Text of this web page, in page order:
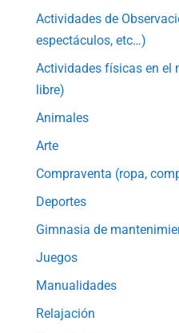
Actividades de
espectáculos, etc…)
Actividades físicas en el
libre)
Animales
Arte
Compraventa (ropa,
Deportes
Gimnasia de
Juegos
Manualidades
Relajación